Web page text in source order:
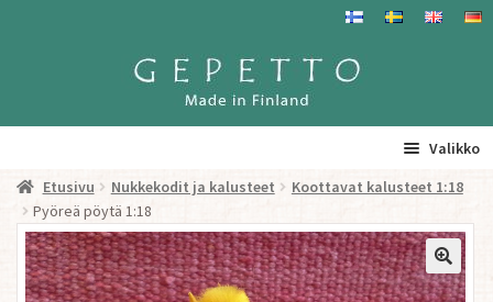
Siirry
Siirry
Valikko
Etusivu
Tuotteet
Etusivu Nukkekodit ja kalusteet
Koottavat kalusteet 1:18
Pyöreä pöytä 1:18